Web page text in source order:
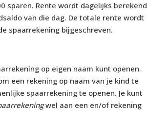
sparen. Rente wordt dagelijks berekend
van die dag. De totale rente wordt
spaarrekening bijgeschreven.
op eigen naam kunt openen.
een rekening op naam van je kind te
spaarrekening te openen. Je kunt
wel aan een en/of rekening